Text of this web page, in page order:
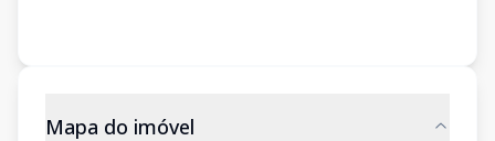
Mapa do imóvel